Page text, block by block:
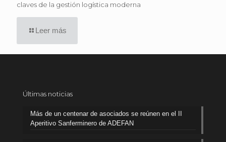
claves de la gestión logística moderna
Leer más
Últimas noticias
Más de un centenar de asociados se reúnen en el II
Aperitivo Sanferminero de ADEFAN